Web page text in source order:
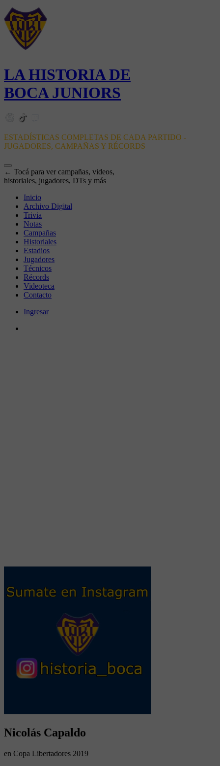
LA HISTORIA DE
BOCA JUNIORS
ESTADÍSTICAS COMPLETAS DE CADA PARTIDO -
JUGADORES, CAMPAÑAS Y RÉCORDS
← Tocá para ver campañas, videos,
historiales, jugadores, DTs y más
Inicio
Archivo Digital
Trivia
Notas
Campañas
Historiales
Estadios
Jugadores
Técnicos
Récords
Videoteca
Contacto
Ingresar
Nicolás Capaldo
en Copa Libertadores 2019